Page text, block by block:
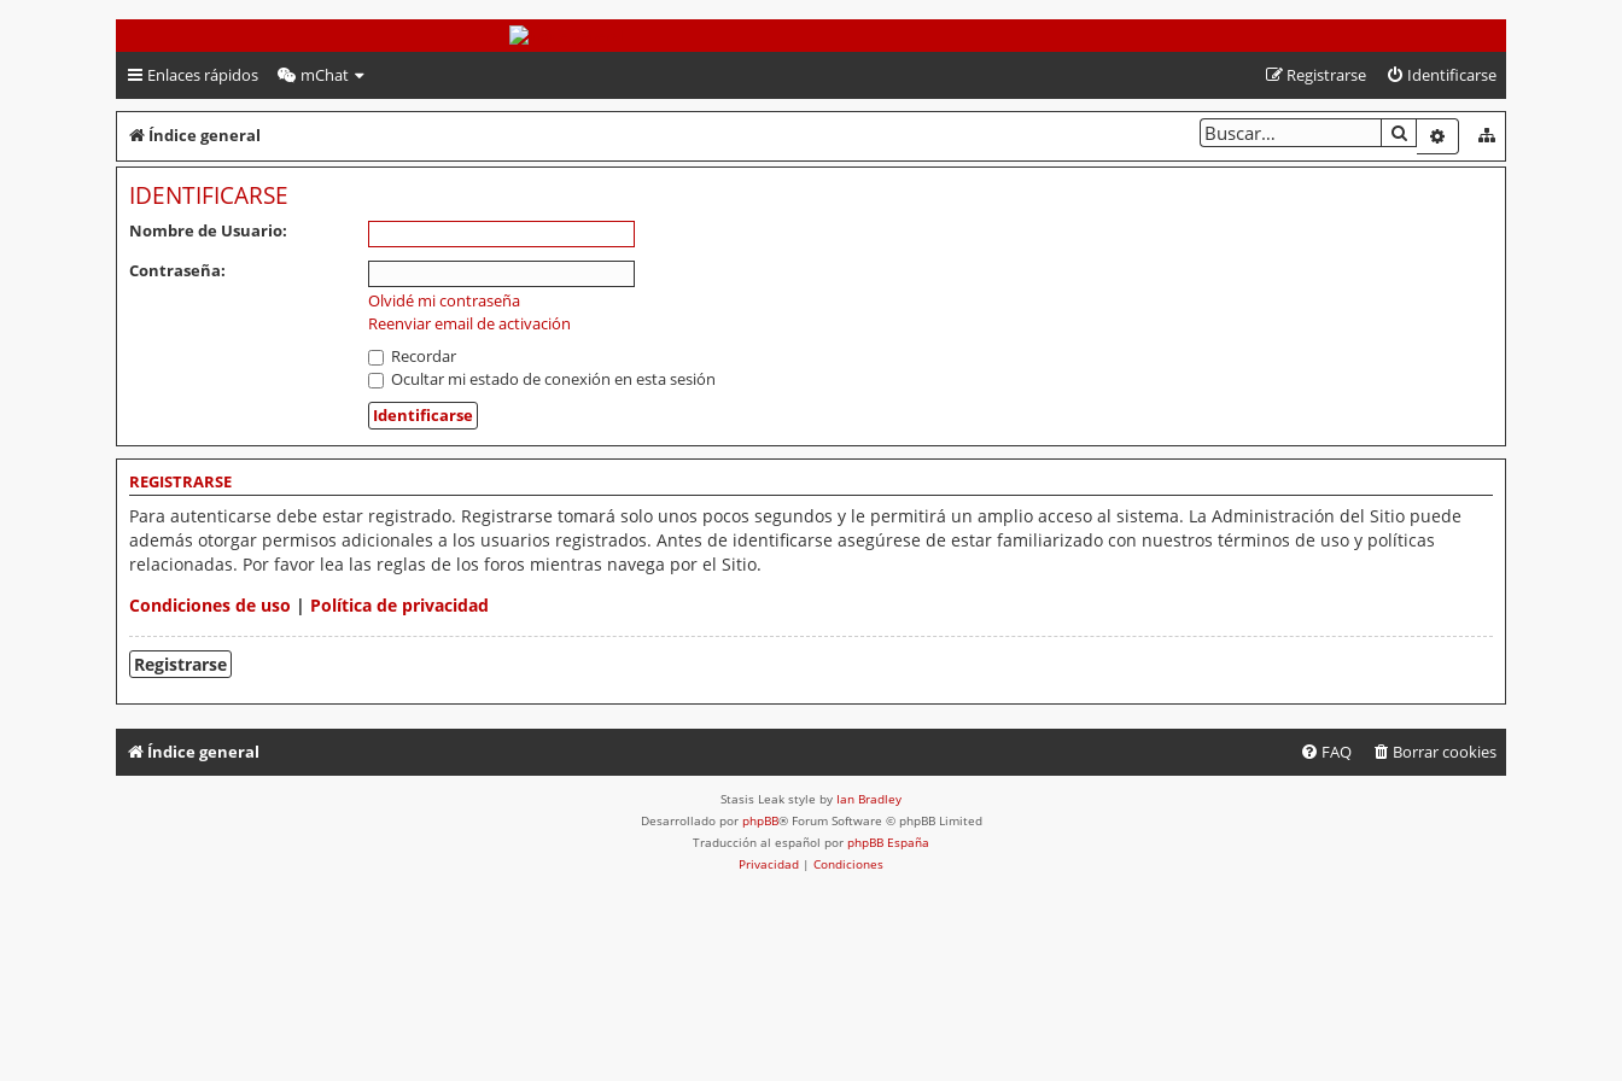
PeruVoley.com
Enlaces rápidos mChat Identificarse
Registrarse
Índice general BUSCARBÚSQUEDA
IDENTIFICARSE
Nombre de Usuario:
Contraseña:
Olvidé mi contraseña
Reenviar email de activación
Recordar
Ocultar mi estado de conexión en esta sesión
REGISTRARSE
Para autenticarse debe estar registrado. Registrarse tomará solo unos pocos segundos y le permitirá un amplio acceso al sistema. La Administración del Sitio puede
además otorgar permisos adicionales a los usuarios registrados. Antes de identificarse asegúrese de estar familiarizado con nuestros términos de uso y políticas
relacionadas. Por favor lea las reglas de los foros mientras navega por el Sitio.
Condiciones de uso | Política de privacidad
Registrarse
Índice general Borrar cookies
FAQ
Stasis Leak style by Ian Bradley
Desarrollado por phpBB® Forum Software © phpBB Limited
Traducción al español por phpBB España
Privacidad | Condiciones